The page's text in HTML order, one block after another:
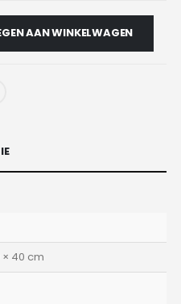
AAN WINKELWAGEN
× 40 cm